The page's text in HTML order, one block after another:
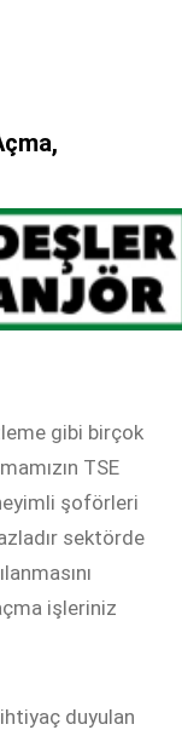
gibi birçok
TSE
şoförleri
sektörde
işleriniz
duyulan